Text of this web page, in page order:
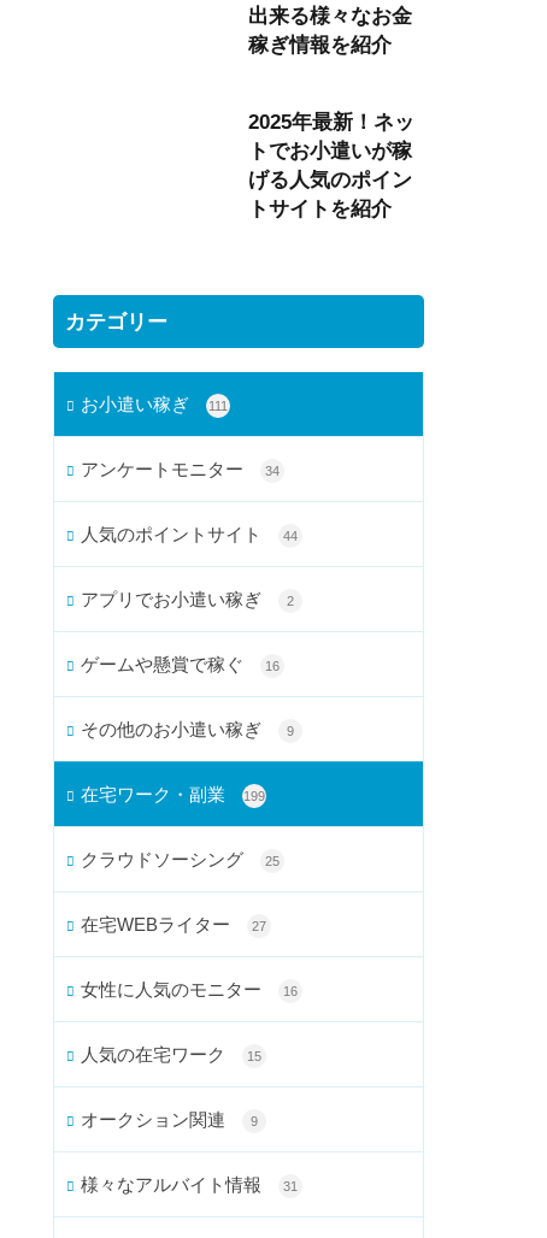
出来る様々なお金
稼ぎ情報を紹介
2025年最新！ネッ
トでお小遣いが稼
げる人気のポイン
トサイトを紹介
カテゴリー
お小遣い稼ぎ 111
アンケートモニター 34
人気のポイントサイト 44
アプリでお小遣い稼ぎ 2
ゲームや懸賞で稼ぐ 16
その他のお小遣い稼ぎ 9
在宅ワーク・副業 199
クラウドソーシング 25
在宅WEBライター 27
女性に人気のモニター 16
人気の在宅ワーク 15
オークション関連 9
様々なアルバイト情報 31